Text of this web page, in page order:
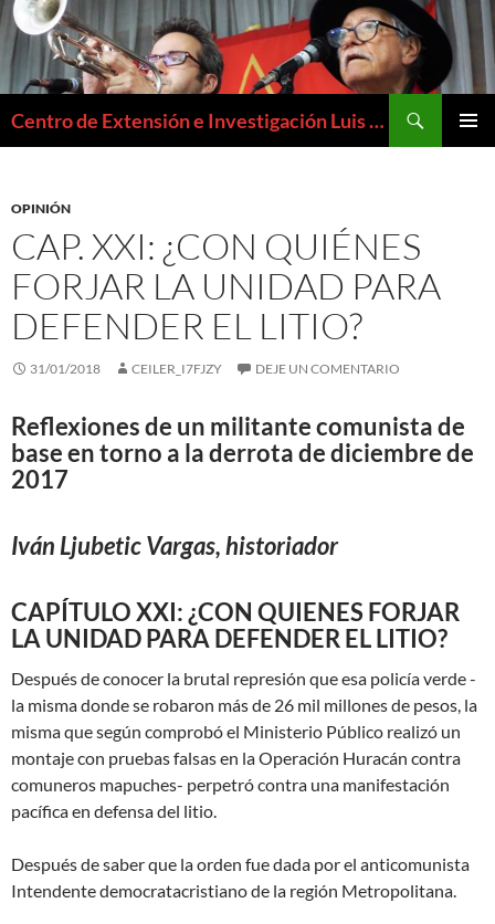
Centro de Extensión e Investigación Luis Emilio Recabarren
OPINIÓN
CAP. XXI: ¿CON QUIÉNES
FORJAR LA UNIDAD PARA
DEFENDER EL LITIO?
31/01/2018 CEILER_I7FJZY DEJE UN COMENTARIO
Reflexiones de un militante comunista de
base en torno a la derrota de diciembre de
2017
Iván Ljubetic Vargas, historiador
CAPÍTULO XXI: ¿CON QUIENES FORJAR
LA UNIDAD PARA DEFENDER EL LITIO?
Después de conocer la brutal represión que esa policía verde -
la misma donde se robaron más de 26 mil millones de pesos, la
misma que según comprobó el Ministerio Público realizó un
montaje con pruebas falsas en la Operación Huracán contra
comuneros mapuches- perpetró contra una manifestación
pacífica en defensa del litio.
Después de saber que la orden fue dada por el anticomunista
Intendente democratacristiano de la región Metropolitana.